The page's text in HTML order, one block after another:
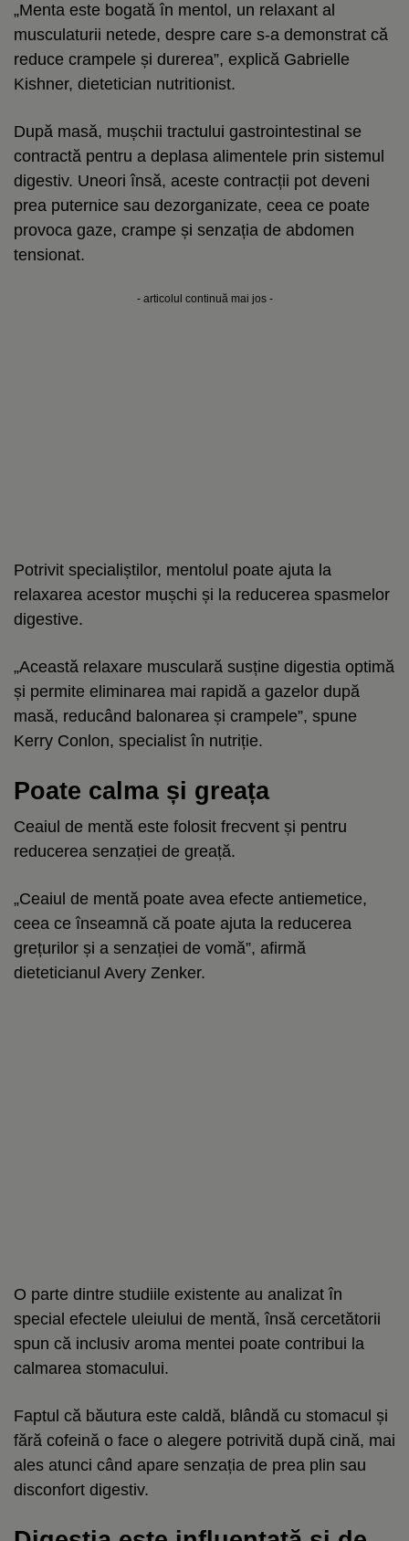
„Menta este bogată în mentol, un relaxant al
musculaturii netede, despre care s-a demonstrat că
reduce crampele și durerea”, explică Gabrielle
Kishner, dietetician nutritionist.
După masă, mușchii tractului gastrointestinal se
contractă pentru a deplasa alimentele prin sistemul
digestiv. Uneori însă, aceste contracții pot deveni
prea puternice sau dezorganizate, ceea ce poate
provoca gaze, crampe și senzația de abdomen
tensionat.
- articolul continuă mai jos -
Potrivit specialiștilor, mentolul poate ajuta la
relaxarea acestor mușchi și la reducerea spasmelor
digestive.
„Această relaxare musculară susține digestia optimă
și permite eliminarea mai rapidă a gazelor după
masă, reducând balonarea și crampele”, spune
Kerry Conlon, specialist în nutriție.
Poate calma și greața
Ceaiul de mentă este folosit frecvent și pentru
reducerea senzației de greață.
„Ceaiul de mentă poate avea efecte antiemetice,
ceea ce înseamnă că poate ajuta la reducerea
grețurilor și a senzației de vomă”, afirmă
dieteticianul Avery Zenker.
O parte dintre studiile existente au analizat în
special efectele uleiului de mentă, însă cercetătorii
spun că inclusiv aroma mentei poate contribui la
calmarea stomacului.
Faptul că băutura este caldă, blândă cu stomacul și
fără cofeină o face o alegere potrivită după cină, mai
ales atunci când apare senzația de prea plin sau
disconfort digestiv.